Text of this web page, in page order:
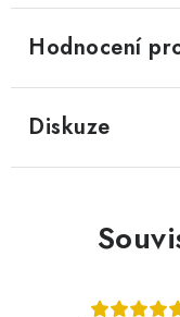
Hodnocení
Diskuze